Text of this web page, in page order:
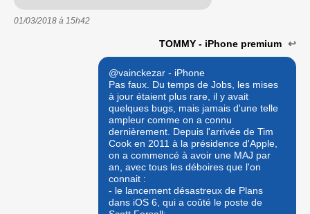
01/03/2018 à 15h42
TOMMY - iPhone premium ↩
@vainckezar - iPhone
Pas faux. Du temps de Jobs, les mises
à jour étaient plus rare, il y avait
quelques bugs, mais jamais d'une telle
ampleur comme on a connu
dernièrement. Depuis l'arrivée de Tim
Cook en 2011 à la présidence d'Apple,
on a commencé à avoir une MAJ par
an, avec tous les déboires que l'on
connait :
- le lancement désastreux de Plans
dans iOS 6, qui a coûté le poste de